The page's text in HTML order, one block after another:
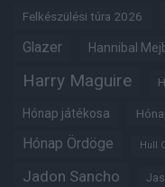
Felkészülési túra 2026
Glazer Hannibal
Harry Maguire
Hónap játékosa
Hónap Ördöge Hull
Jadon Sancho